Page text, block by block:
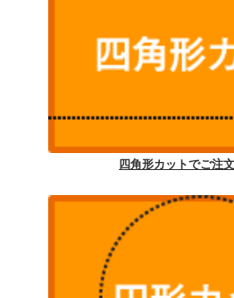
四角形カットでご注